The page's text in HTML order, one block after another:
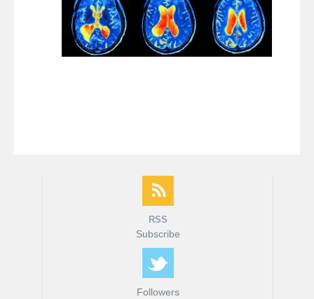
fMRI ודימות המוח
MRI המדריך המלא
RSS
Subscribe
Followers